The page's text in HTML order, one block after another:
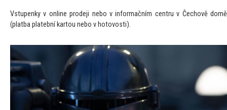
Vstupenky v online prodeji nebo v informačním centru v Čechově domě
(platba platební kartou nebo v hotovosti).